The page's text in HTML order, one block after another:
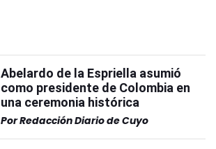
Abelardo de la Espriella asumió
como presidente de Colombia en
una ceremonia histórica
PorRedacción Diario de Cuyo